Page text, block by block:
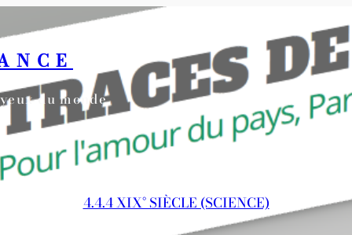
du monde
4.4.4 XIX° SIÈCLE (SCIENCE)